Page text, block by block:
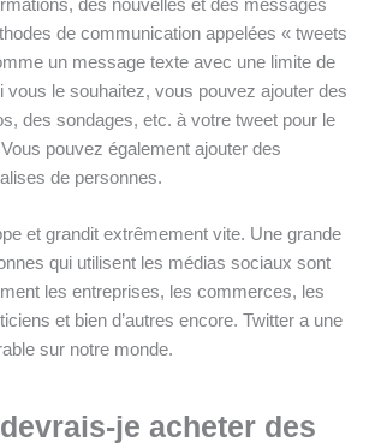
des nouvelles et des messages
de communication appelées « tweets
un message texte avec une limite de
vous le souhaitez, vous pouvez ajouter des
des sondages, etc. à votre tweet pour le
pouvez également ajouter des
de personnes.
et grandit extrêmement vite. Une grande
qui utilisent les médias sociaux sont
les entreprises, les commerces, les
et bien d’autres encore. Twitter a une
sur notre monde.
je acheter des